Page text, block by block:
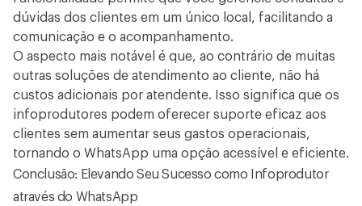
dúvidas dos clientes em um único local, facilitando a
comunicação e o acompanhamento.
O aspecto mais notável é que, ao contrário de muitas
outras soluções de atendimento ao cliente, não há
custos adicionais por atendente. Isso significa que os
infoprodutores podem oferecer suporte eficaz aos
clientes sem aumentar seus gastos operacionais,
tornando o WhatsApp uma opção acessível e eficiente.
Conclusão: Elevando Seu Sucesso como Infoprodutor
através do WhatsApp